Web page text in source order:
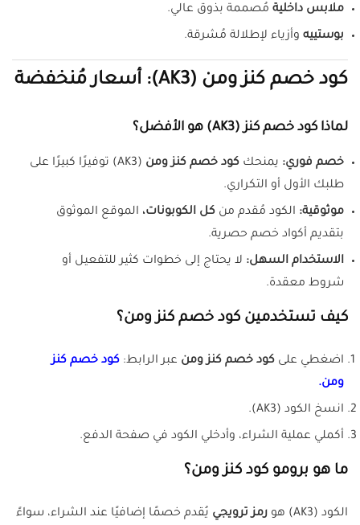
ملابس داخلية مُصممة بذوق عالي.
بوستييه وأزياء لإطلالة مُشرقة.
كود خصم كنز ومن (AK3): أسعار مُنخفضة
لماذا كود خصم كنز (AK3) هو الأفضل؟
خصم فوري: يمنحك كود خصم كنز ومن
(AK3) توفيرًا كبيرًا على
طلبك الأول أو التكراري.
موثوقية: الكود مُقدم من كل الكوبونات، الموقع الموثوق
بتقديم أكواد خصم حصرية.
الاستخدام السهل: لا يحتاج إلى خطوات كثير للتفعيل أو
شروط معقدة.
كيف تستخدمين كود خصم كنز ومن؟
اضغطي على كود خصم كنز ومن عبر الرابط: كود خصم كنز
ومن.
انسخ الكود (AK3).
أكملي عملية الشراء، وأدخلي الكود في صفحة الدفع.
ما هو برومو كود كنز ومن؟
الكود (AK3) هو رمز ترويجي يُقدم خصمًا إضافيًا عند الشراء، سواءً